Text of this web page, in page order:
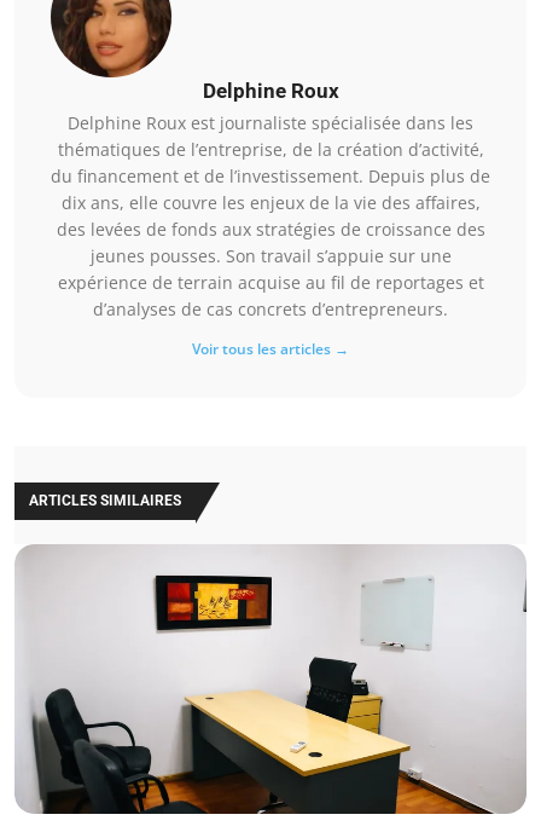
Delphine Roux
Delphine Roux est journaliste spécialisée dans les
thématiques de l’entreprise, de la création d’activité,
du financement et de l’investissement. Depuis plus de
dix ans, elle couvre les enjeux de la vie des affaires,
des levées de fonds aux stratégies de croissance des
jeunes pousses. Son travail s’appuie sur une
expérience de terrain acquise au fil de reportages et
d’analyses de cas concrets d’entrepreneurs.
Voir tous les articles →
ARTICLES SIMILAIRES